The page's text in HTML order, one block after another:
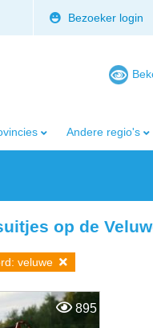
Bezoeker login
Andere regio's
op de
veluwe
895